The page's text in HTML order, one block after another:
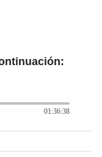
01:36:38